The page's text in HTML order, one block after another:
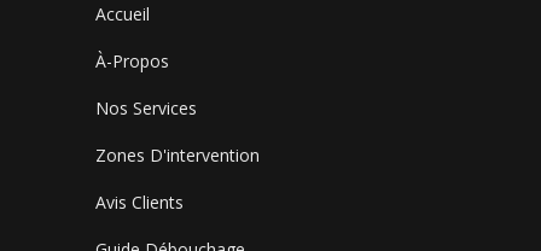
Accueil
À-Propos
Nos Services
Zones D'intervention
Avis Clients